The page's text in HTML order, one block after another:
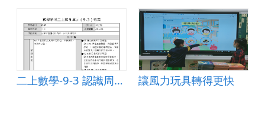
二上數學-9-3 認識周界、內部和外部 讓風力玩具轉得更快